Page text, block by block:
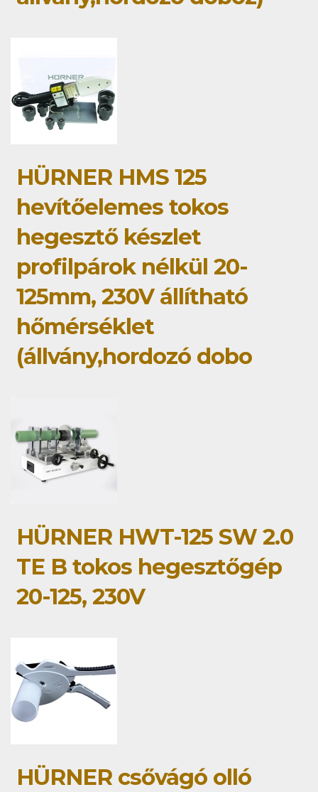
HÜRNER HMS 125
hevítőelemes tokos
hegesztő készlet
profilpárok nélkül 20-
125mm, 230V állítható
hőmérséklet
(állvány,hordozó dobo
HÜRNER HWT-125 SW 2.0
TE B tokos hegesztőgép
20-125, 230V
HÜRNER csővágó olló